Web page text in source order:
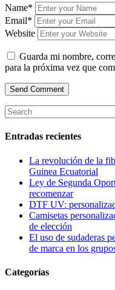
Name*
Email*
Website
Guarda mi nombre,
para la próxima vez que
Entradas recientes
La revolución de la
Guinea Ecuatorial
Ley de Segunda
recomenzar
DTF UV:
Camisetas
de elección
El uso de sudaderas
de marca en los
Categorías